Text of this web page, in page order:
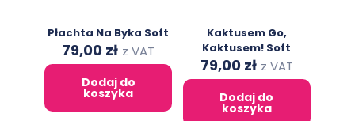
Płachta Na Byka Soft
Original
price
was:
146,00 zł.
79,00 złCurrent
price
is:
79,00 zł.
z VAT
Dodaj do
koszyka
Kaktusem Go,
Kaktusem! Soft
Original
price
was:
146,00 zł.
79,00 złCurrent
price
is:
79,00 zł.
z VAT
Dodaj do
koszyka